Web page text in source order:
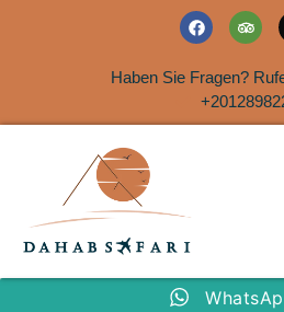
Haben Sie Fragen?